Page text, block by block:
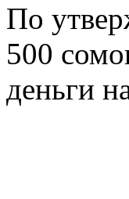
По
500
деньги